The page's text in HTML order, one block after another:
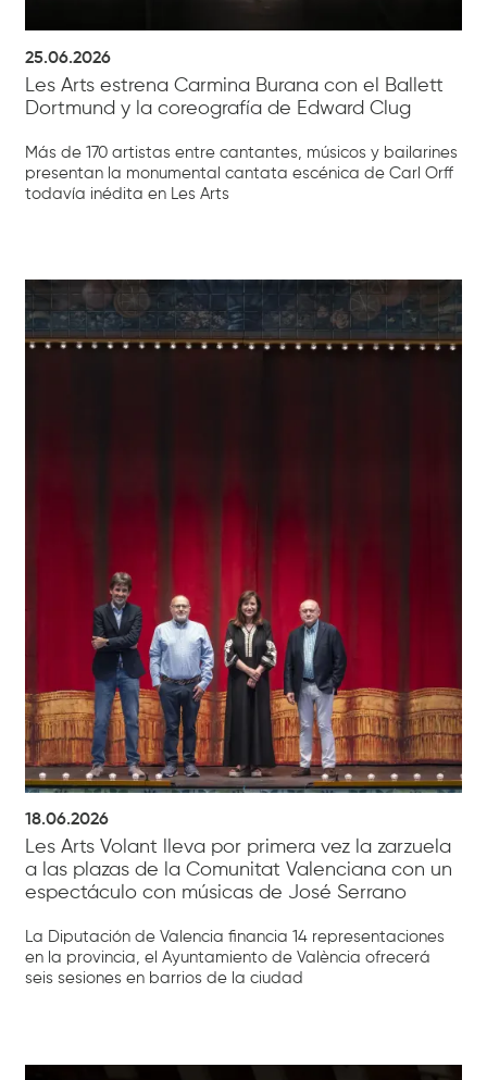
25.06.2026
Les Arts estrena Carmina Burana con el Ballett
Dortmund y la coreografía de Edward Clug
Más de 170 artistas entre cantantes, músicos y bailarines
presentan la monumental cantata escénica de Carl Orff
todavía inédita en Les Arts
18.06.2026
Les Arts Volant lleva por primera vez la zarzuela
a las plazas de la Comunitat Valenciana con un
espectáculo con músicas de José Serrano
La Diputación de Valencia financia 14 representaciones
en la provincia, el Ayuntamiento de València ofrecerá
seis sesiones en barrios de la ciudad